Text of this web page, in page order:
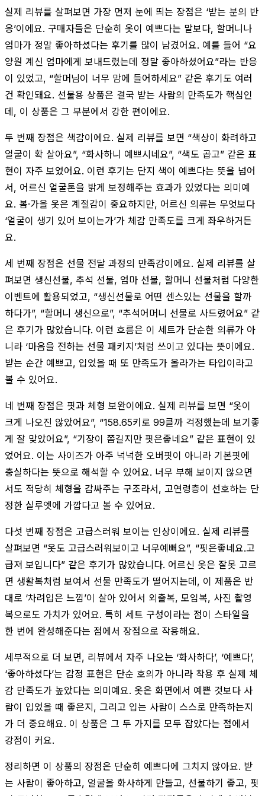
실제 리뷰를 살펴보면 가장 먼저 눈에 띄는 장점은 ‘받는 분의 반
응’이에요. 구매자들은 단순히 옷이 예쁘다는 말보다, 할머니나
엄마가 정말 좋아하셨다는 후기를 많이 남겼어요. 예를 들어 “요
양원 계신 엄마에게 보내드렸는데 정말 좋아하셨어요”라는 반응
이 있었고, “할머님이 너무 맘에 들어하세요” 같은 후기도 여러
건 확인돼요. 선물용 상품은 결국 받는 사람의 만족도가 핵심인
데, 이 상품은 그 부분에서 강한 편이에요.
두 번째 장점은 색감이에요. 실제 리뷰를 보면 “색상이 화려하고
얼굴이 확 살아요”, “화사하니 예쁘시네요”, “색도 곱고” 같은 표
현이 자주 보였어요. 이런 후기는 단지 색이 예쁘다는 뜻을 넘어
서, 어르신 얼굴톤을 밝게 보정해주는 효과가 있었다는 의미예
요. 봄·가을 옷은 계절감이 중요하지만, 어르신 의류는 무엇보다
‘얼굴이 생기 있어 보이는가’가 체감 만족도를 크게 좌우하거든
요.
세 번째 장점은 선물 전달 과정의 만족감이에요. 실제 리뷰를 살
펴보면 생신선물, 추석 선물, 엄마 선물, 할머니 선물처럼 다양한
이벤트에 활용되었고, “생신선물로 어떤 센스있는 선물을 할까
하다가”, “할머니 생신으로”, “추석어머니 선물로 사드렸어요” 같
은 후기가 많았습니다. 이런 흐름은 이 세트가 단순한 의류가 아
니라 ‘마음을 전하는 선물 패키지’처럼 쓰이고 있다는 뜻이에요.
받는 순간 예쁘고, 입었을 때 또 만족도가 올라가는 타입이라고
볼 수 있어요.
네 번째 장점은 핏과 체형 보완이에요. 실제 리뷰를 보면 “옷이
크게 나오진 않았어요”, “158.65키로 99클까 걱정했는데 보기좋
게 잘 맞았어요”, “기장이 쫌길지만 핏은좋네요” 같은 표현이 있
었어요. 이는 사이즈가 아주 넉넉한 오버핏이 아니라 기본핏에
충실하다는 뜻으로 해석할 수 있어요. 너무 부해 보이지 않으면
서도 적당히 체형을 감싸주는 구조라서, 고연령층이 선호하는 단
정한 실루엣에 가깝다고 볼 수 있어요.
다섯 번째 장점은 고급스러워 보이는 인상이에요. 실제 리뷰를
살펴보면 “옷도 고급스러워보이고 너무예뻐요”, “핏은좋네요.고
급져 보입니다” 같은 후기가 많았습니다. 어르신 옷은 잘못 고르
면 생활복처럼 보여서 선물 만족도가 떨어지는데, 이 제품은 반
대로 ‘차려입은 느낌’이 살아 있어서 외출복, 모임복, 사진 촬영
복으로도 가치가 있어요. 특히 세트 구성이라는 점이 스타일을
한 번에 완성해준다는 점에서 장점으로 작용해요.
세부적으로 더 보면, 리뷰에서 자주 나오는 ‘화사하다’, ‘예쁘다’,
‘좋아하셨다’는 감정 표현은 단순 호의가 아니라 착용 후 실제 체
감 만족도가 높았다는 의미예요. 옷은 화면에서 예쁜 것보다 사
람이 입었을 때 좋은지, 그리고 입는 사람이 스스로 만족하는지
가 더 중요해요. 이 상품은 그 두 가지를 모두 잡았다는 점에서
강점이 커요.
정리하면 이 상품의 장점은 단순히 예쁘다에 그치지 않아요. 받
는 사람이 좋아하고, 얼굴을 화사하게 만들고, 선물하기 좋고, 핏